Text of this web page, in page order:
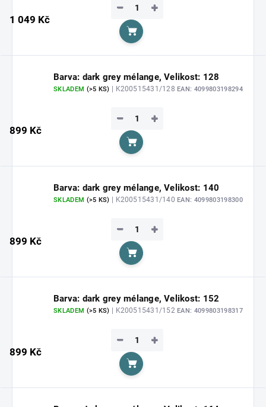
1 049 Kč
+
−
Do košíku
Barva: dark grey mélange, Velikost: 128
SKLADEM (>5 KS) | K200515431/128EAN: 4099803198294
899 Kč
+
−
Do košíku
Barva: dark grey mélange, Velikost: 140
SKLADEM (>5 KS) | K200515431/140EAN: 4099803198300
899 Kč
+
−
Do košíku
Barva: dark grey mélange, Velikost: 152
SKLADEM (>5 KS) | K200515431/152EAN: 4099803198317
899 Kč
+
−
Do košíku